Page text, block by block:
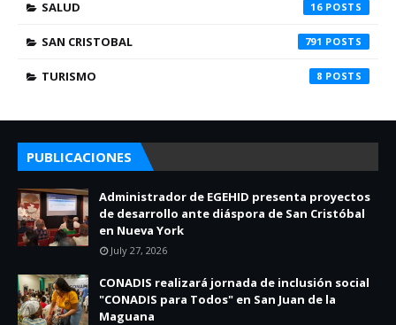
SALUD 16
SAN CRISTOBAL 791
TURISMO 8
PUBLICACIONES
Administrador de EGEHID presenta proyectos
de desarrollo ante diáspora de San Cristóbal
en Nueva York
July 27, 2026
CONADIS realizará jornada de inclusión social
"CONADIS para Todos" en San Juan de la
Maguana